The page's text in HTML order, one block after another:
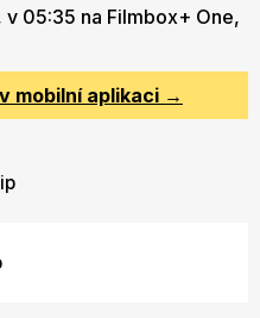
05:35 na Filmbox+ One,
mobilní aplikaci →